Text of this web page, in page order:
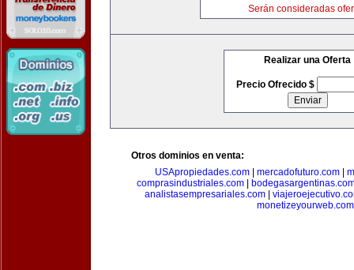
Serán consideradas
Realizar una Oferta
Precio Ofrecido $
Otros dominios en venta:
USApropiedades.com| mercadofuturo.com|
comprasindustriales.com
analistasempresariales.com
monetizeyourweb.com